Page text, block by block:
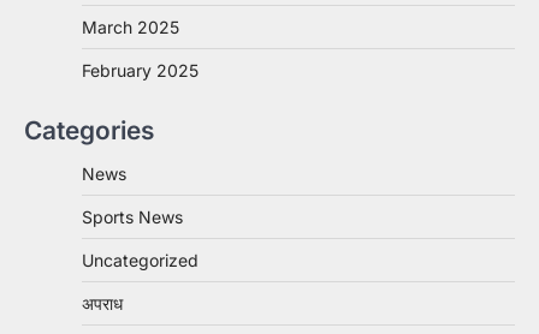
March 2025
February 2025
Categories
News
Sports News
Uncategorized
अपराध